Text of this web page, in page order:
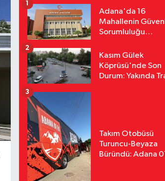
Adana'da 16
Mahallenin
Sorumluluğu
1
Kasım Gülek
Köprüsü'nde Son
Durum: Yakında
2
Takım Otobüsü
Turuncu-Beyaza
Büründü: Adana 01
3